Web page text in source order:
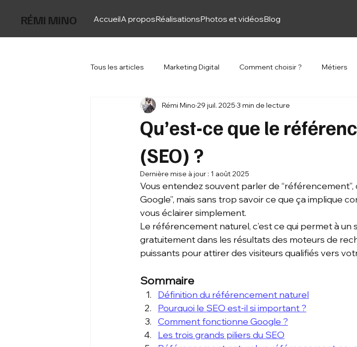
RÉMI MINO AccueilA proposRéalisationsPhotos et vidéosBlog
Tous les articles Marketing Digital Comment choisir ? Métiers
Qu’est-ce que le
(SEO) ?
Rémi Mino 29 juil. 2025 3 min de lecture
Dernière mise à jour : 1 août 2025
Vous entendez souvent parler de “référencement”,
Google”, mais sans trop savoir ce que ça implique
vous éclairer simplement.
Le référencement naturel, c’est ce qui permet à un
gratuitement dans les résultats des moteurs de
puissants pour attirer des visiteurs qualifiés vers
Sommaire
Définition du référencement naturel
Pourquoi le SEO est-il si important ?
Comment fonctionne Google ?
Les trois grands piliers du SEO